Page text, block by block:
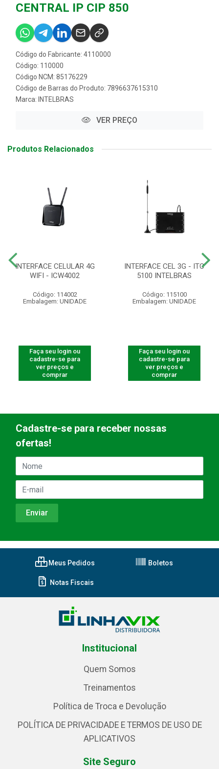
CENTRAL IP CIP 850
Código do Fabricante: 4110000
Código: 110000
Código NCM: 85176229
Código de Barras do Produto: 7896637615310
Marca: INTELBRAS
VER PREÇO
Produtos Relacionados
INTERFACE CELULAR 4G
WIFI - ICW4002
Código: 114002
Embalagem: UNIDADE
Faça seu login ou
cadastre-se para
ver preços e
comprar
INTERFACE CEL 3G - ITC
5100 INTELBRAS
Código: 115100
Embalagem: UNIDADE
Faça seu login ou
cadastre-se para
ver preços e
comprar
Cadastre-se para receber nossas
ofertas!
Meus Pedidos Boletos
Notas Fiscais
Institucional
Quem Somos
Treinamentos
Política de Troca e Devolução
POLÍTICA DE PRIVACIDADE E TERMOS DE USO DE
APLICATIVOS
Site Seguro